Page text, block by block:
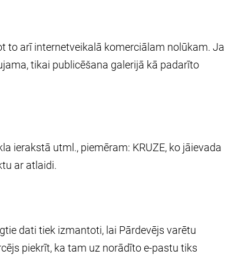
to arī internetveikalā komerciālam nolūkam. Ja
tikai publicēšana galerijā kā padarīto
ierakstā utml., piemēram: KRUZE, ko jāievada
ar atlaidi.
dati tiek izmantoti, lai Pārdevējs varētu
piekrīt, ka tam uz norādīto e-pastu tiks